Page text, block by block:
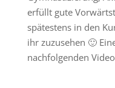
erfüllt gute
spätestens in den
ihr zuzusehen 🙂
nachfolgenden